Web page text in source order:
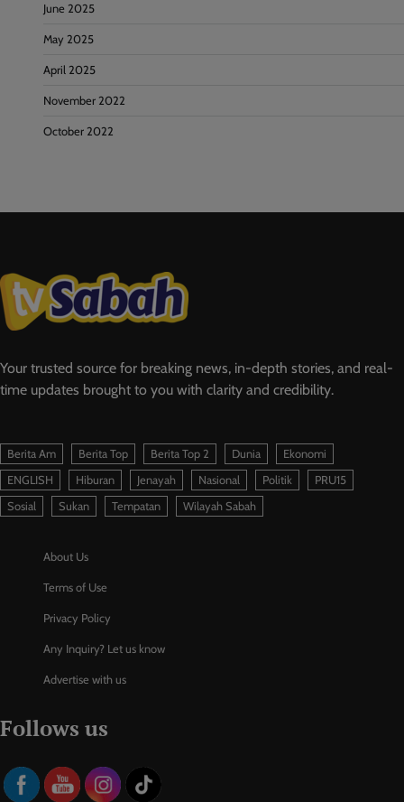
June 2025
May 2025
April 2025
November 2022
October 2022
Your trusted source for breaking news, in-depth stories, and real-
time updates brought to you with clarity and credibility.
Berita Am Berita Top Berita Top 2 Dunia
Ekonomi
ENGLISH
Hiburan Jenayah Nasional Politik
PRU15
Sosial
Sukan Tempatan Wilayah Sabah
About Us
Terms of Use
Privacy Policy
Any Inquiry? Let us know
Advertise with us
Follows us